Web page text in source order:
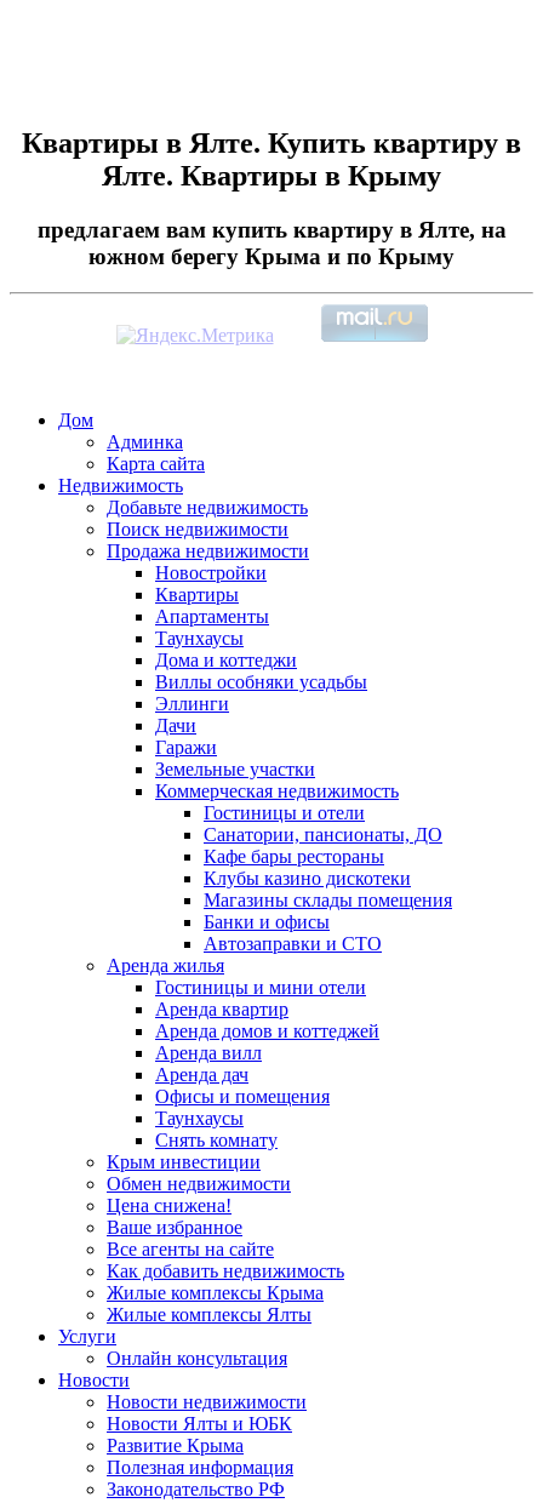
Квартиры в Ялте. Купить квартиру в
Ялте. Квартиры в Крыму
предлагаем вам купить квартиру в Ялте, на
южном берегу Крыма и по Крыму
Дом
Админка
Карта сайта
Недвижимость
Добавьте недвижимость
Поиск недвижимости
Продажа недвижимости
Новостройки
Квартиры
Апартаменты
Таунхаусы
Дома и коттеджи
Виллы особняки усадьбы
Эллинги
Дачи
Гаражи
Земельные участки
Коммерческая недвижимость
Гостиницы и отели
Санатории, пансионаты, ДО
Кафе бары рестораны
Клубы казино дискотеки
Магазины склады помещения
Банки и офисы
Автозаправки и СТО
Аренда жилья
Гостиницы и мини отели
Аренда квартир
Аренда домов и коттеджей
Аренда вилл
Аренда дач
Офисы и помещения
Таунхаусы
Снять комнату
Крым инвестиции
Обмен недвижимости
Цена снижена!
Ваше избранное
Все агенты на сайте
Как добавить недвижимость
Жилые комплексы Крыма
Жилые комплексы Ялты
Услуги
Онлайн консультация
Новости
Новости недвижимости
Новости Ялты и ЮБК
Развитие Крыма
Полезная информация
Законодательство РФ